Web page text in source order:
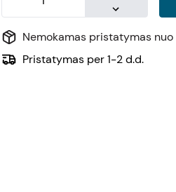
Nemokamas pristatymas
Pristatymas per 1-2 d.d.